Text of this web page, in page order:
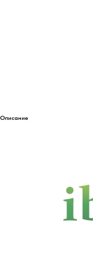
Описание